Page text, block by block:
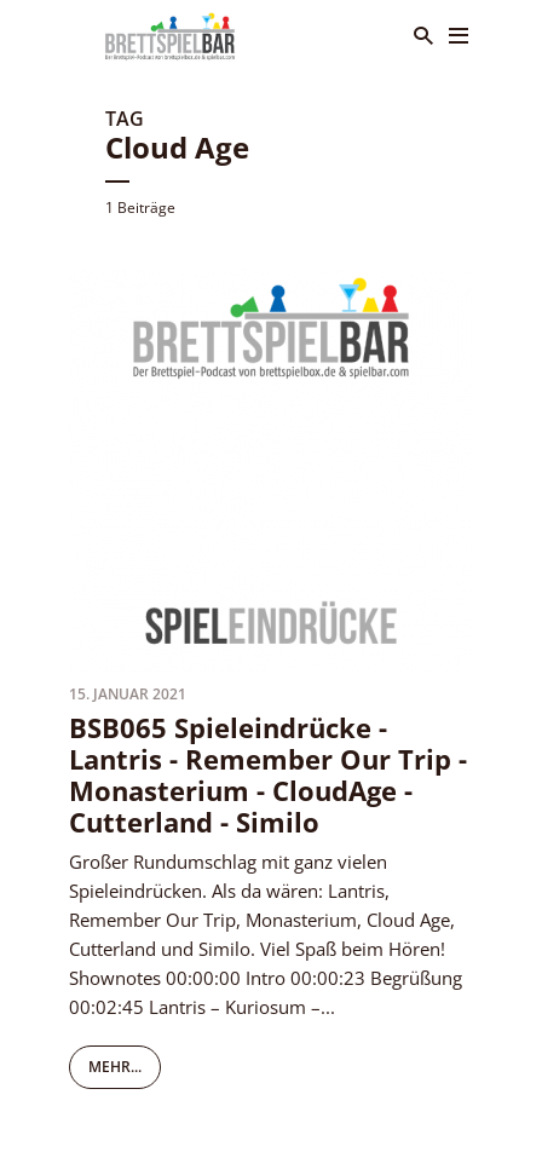
TAG
Cloud Age
1 Beiträge
15. JANUAR 2021
BSB065 Spieleindrücke -
Lantris - Remember Our Trip -
Monasterium - CloudAge -
Cutterland - Similo
Großer Rundumschlag mit ganz vielen
Spieleindrücken. Als da wären: Lantris,
Remember Our Trip, Monasterium, Cloud Age,
Cutterland und Similo. Viel Spaß beim Hören!
Shownotes 00:00:00 Intro 00:00:23 Begrüßung
00:02:45 Lantris – Kuriosum –...
MEHR...